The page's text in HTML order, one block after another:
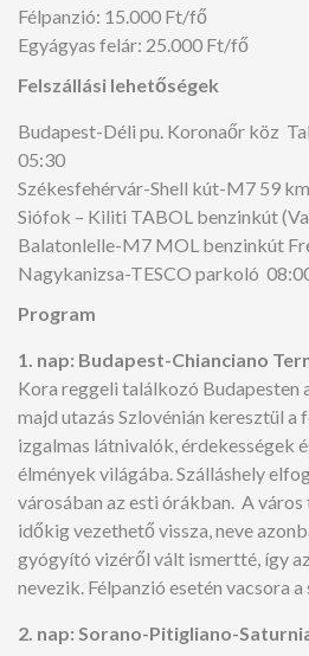
Félpanzió: 15.000 Ft/fő
Egyágyas felár: 25.000 Ft/fő
Felszállási lehetőségek
Budapest-Déli pu. Koronaőr köz
05:30
Székesfehérvár-Shell kút-M7 59
Siófok – Kiliti TABOL benzinkút
Balatonlelle-M7 MOL benzinkút
Nagykanizsa-TESCO parkoló
Program
1. nap: Budapest-Chianciano
Kora reggeli találkozó Budapesten
majd utazás Szlovénián keresztül a
izgalmas látnivalók, érdekességek
élmények világába. Szálláshely
városában az esti órákban. A
időkig vezethető vissza, neve
gyógyító vizéről vált ismertté, így az
nevezik. Félpanzió esetén vacsora a
2. nap: Sorano-Pitigliano-